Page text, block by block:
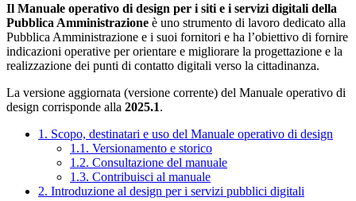
Il Manuale operativo di design per i siti e i servizi digitali della
Pubblica Amministrazione è uno strumento di lavoro dedicato alla
Pubblica Amministrazione e i suoi fornitori e ha l’obiettivo di fornire
indicazioni operative per orientare e migliorare la progettazione e la
realizzazione dei punti di contatto digitali verso la cittadinanza.
La versione aggiornata (versione corrente) del Manuale operativo di
design corrisponde alla 2025.1.
1. Scopo, destinatari e uso del Manuale operativo di design
1.1. Versionamento e storico
1.2. Consultazione del manuale
1.3. Contribuisci al manuale
2. Introduzione al design per i servizi pubblici digitali